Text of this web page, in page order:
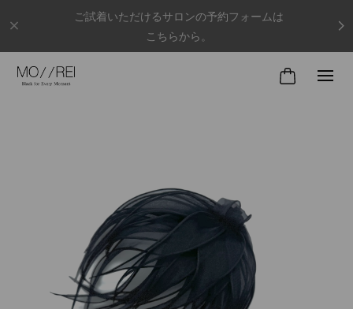
ご試着いただけるサロンの予約フォームは
こちらから。